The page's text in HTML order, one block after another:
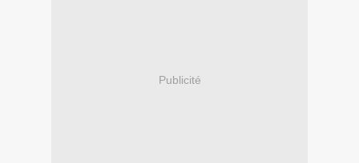
Publicité